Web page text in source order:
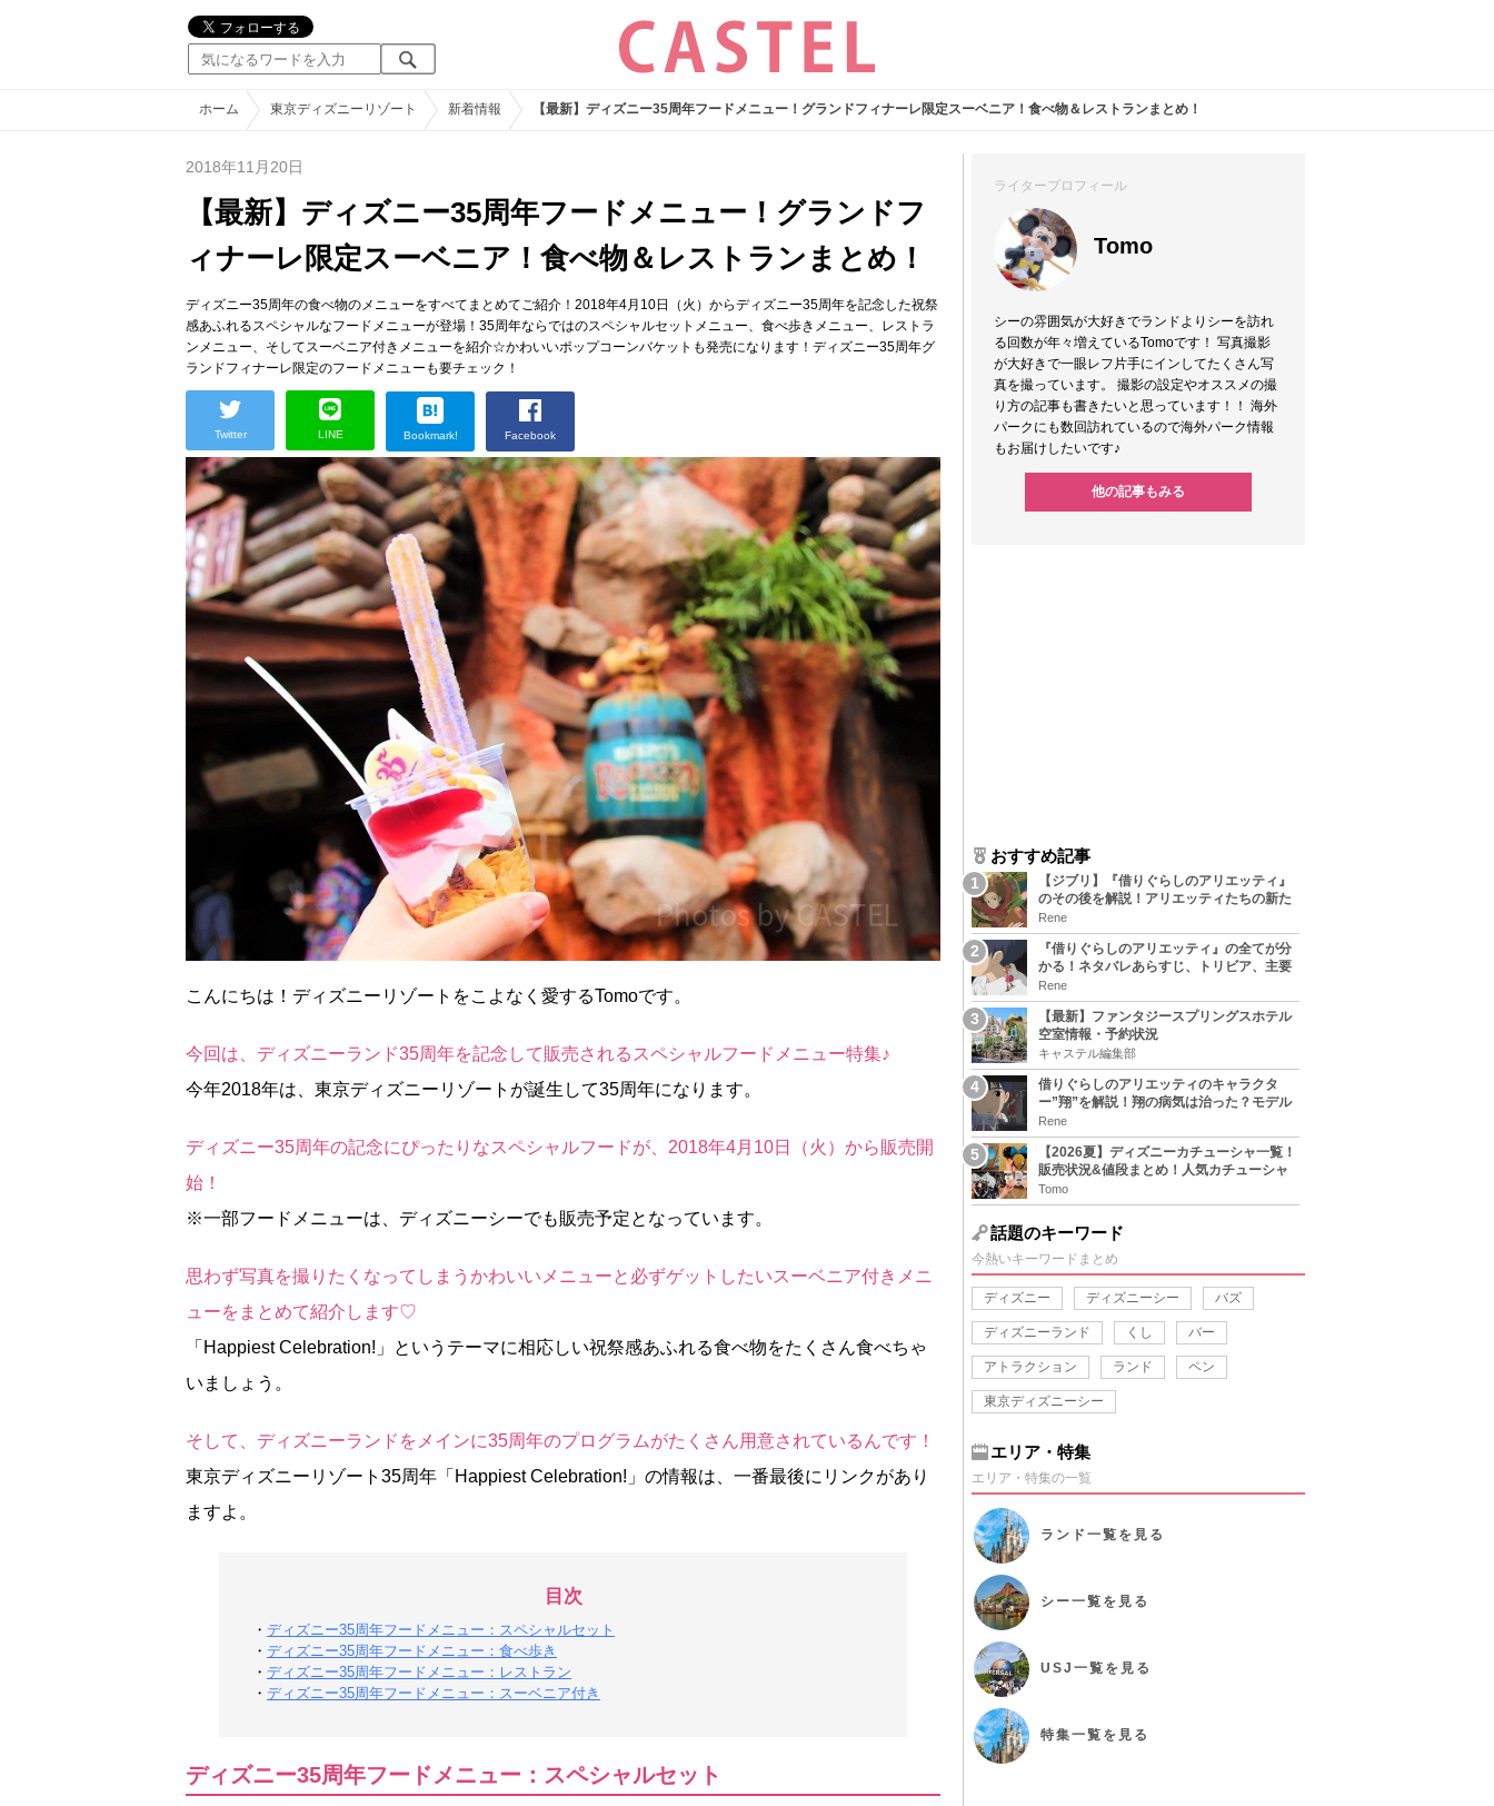
ホーム 東京ディズニーリゾート 新着情報 【最新】ディズニー35周年フードメニュー！グランドフィナーレ限定スーベニア！食べ物＆レストランまとめ！
2018年11月20日
【最新】ディズニー35周年フードメニュー！グランドフ
ィナーレ限定スーベニア！食べ物＆レストランまとめ！
ディズニー35周年の食べ物のメニューをすべてまとめてご紹介！2018年4月10日（火）からディズニー35周年を記念した祝祭
感あふれるスペシャルなフードメニューが登場！35周年ならではのスペシャルセットメニュー、食べ歩きメニュー、レストラ
ンメニュー、そしてスーベニア付きメニューを紹介☆かわいいポップコーンバケットも発売になります！ディズニー35周年グ
ランドフィナーレ限定のフードメニューも要チェック！
Twitter LINE Bookmark! Facebook
こんにちは！ディズニーリゾートをこよなく愛するTomoです。
今回は、ディズニーランド35周年を記念して販売されるスペシャルフードメニュー特集♪
今年2018年は、東京ディズニーリゾートが誕生して35周年になります。
ディズニー35周年の記念にぴったりなスペシャルフードが、2018年4月10日（火）から販売開
始！
※一部フードメニューは、ディズニーシーでも販売予定となっています。
思わず写真を撮りたくなってしまうかわいいメニューと必ずゲットしたいスーベニア付きメニ
ューをまとめて紹介します♡
「Happiest Celebration!」というテーマに相応しい祝祭感あふれる食べ物をたくさん食べちゃ
いましょう。
そして、ディズニーランドをメインに35周年のプログラムがたくさん用意されているんです！
東京ディズニーリゾート35周年「Happiest Celebration!」の情報は、一番最後にリンクがあり
ますよ。
目次
・ ディズニー35周年フードメニュー：スペシャルセット
・ ディズニー35周年フードメニュー：食べ歩き
・ ディズニー35周年フードメニュー：レストラン
・ ディズニー35周年フードメニュー：スーベニア付き
ディズニー35周年フードメニュー：スペシャルセット
ライタープロフィール
Tomo
シーの雰囲気が大好きでランドよりシーを訪れ
る回数が年々増えているTomoです！ 写真撮影
が大好きで一眼レフ片手にインしてたくさん写
真を撮っています。 撮影の設定やオススメの撮
り方の記事も書きたいと思っています！！ 海外
パークにも数回訪れているので海外パーク情報
もお届けしたいです♪
他の記事もみる
おすすめ記事
【ジブリ】『借りぐらしのアリエッティ』
のその後を解説！アリエッティたちの新た
な住処は？翔の病気は治る？
Rene
『借りぐらしのアリエッティ』の全てが分
かる！ネタバレあらすじ、トリビア、主要
キャラまとめ！
Rene
【最新】ファンタジースプリングスホテル
空室情報・予約状況
キャステル編集部
借りぐらしのアリエッティのキャラクタ
ー”翔”を解説！翔の病気は治った？モデル
は誰？
Rene
【2026夏】ディズニーカチューシャ一覧！
販売状況&値段まとめ！人気カチューシャ
をチェック
Tomo
話題のキーワード
今熱いキーワードまとめ
ディズニー ディズニーシー バズ
ディズニーランド くし バー
アトラクション ランド ペン
東京ディズニーシー
エリア・特集
エリア・特集の一覧
ランド 一覧を見る
シー一覧を見る
USJ 一覧を見る
特集一覧を見る